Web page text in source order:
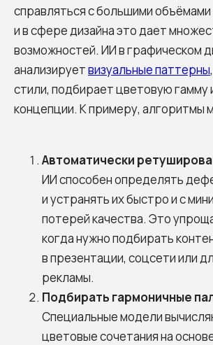
справляться с большими объёмами
и в сфере дизайна это дает
возможностей. ИИ в графическом
анализируетвизуальные паттерны
стили, подбирает цветовую гамму
концепции. К примеру, алгоритмы
Автоматически
ИИ способен определять
и устранять их быстро и с
потерей качества. Это
когда нужно подбирать
в презентации, соцсети или
рекламы.
Подбирать гармоничные
Специальные модели
цветовые сочетания на